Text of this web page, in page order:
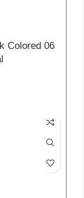
Colored 06